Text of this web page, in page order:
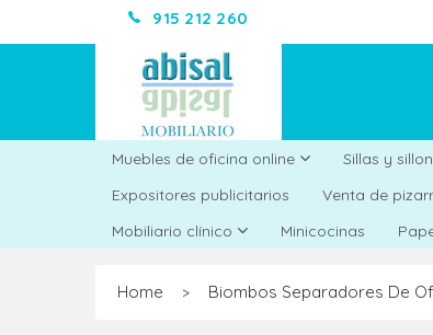
915 212 260
Muebles de oficina online Sillas y
Expositores publicitarios
Venta de
Mobiliario clínico
Minicocinas
Home > Biombos Separadores De